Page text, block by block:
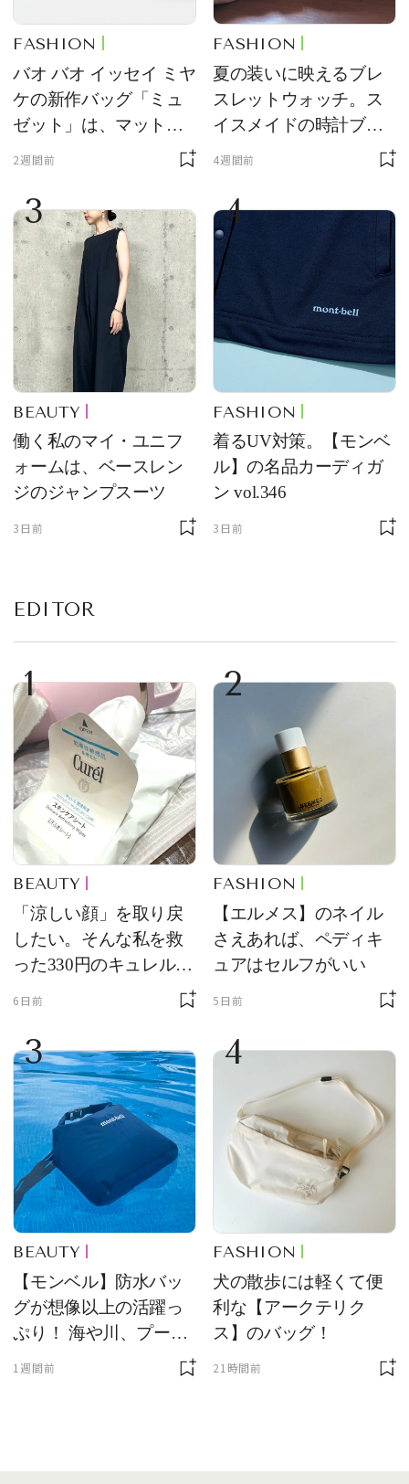
FASHION
バオ バオ イッセイ ミヤ
ケの新作バッグ「ミュ
ゼット」は、マットな
2週間前
FASHION
夏の装いに映えるブレ
スレットウォッチ。ス
イスメイドの時計ブラ
ンド【フレデリック・
をレビュー。【それい
け！ 良品ハンター】
4週間前
3
BEAUTY
働く私のマイ・ユニフ
ォームは、ベースレン
ジのジャンプスーツ
3日前
4
FASHION
着るUV対策。【モンベ
ル】の名品カーディガ
ン vol.346
3日前
EDITOR
1
BEAUTY
「涼しい顔」を取り戻
したい。そんな私を救
った330円のキュレル名
6日前
2
FASHION
【エルメス】のネイル
さえあれば、ペディキ
ュアはセルフがいい
5日前
3
BEAUTY
【モンベル】防水バッ
グが想像以上の活躍っ
ぷり！ 海や川、プール
1週間前
4
FASHION
犬の散歩には軽くて便
利な【アークテリク
ス】のバッグ！
21時間前